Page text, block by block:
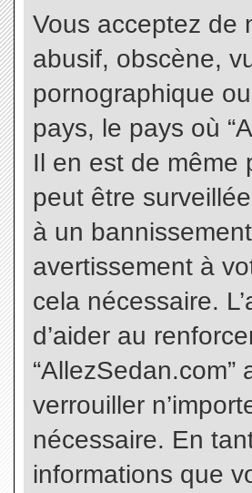
Vous acceptez de
abusif, obscène,
pornographique
pays, le pays où
Il en est de même
peut être
à un
avertissement à
cela nécessaire.
d’aider au
verrouiller
nécessaire. En
informations que